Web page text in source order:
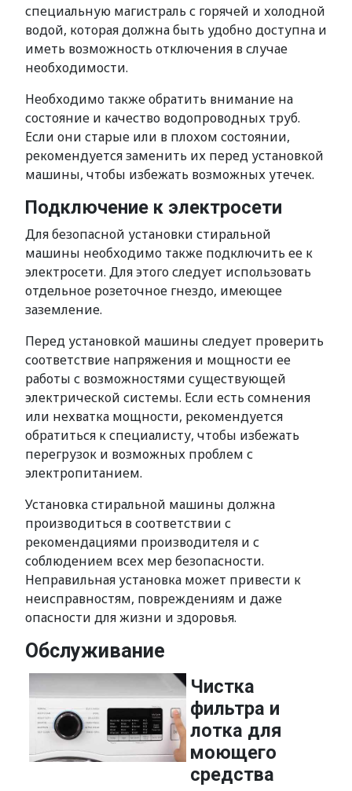
специальную магистраль с горячей и холодной
водой, которая должна быть удобно доступна и
иметь возможность отключения в случае
необходимости.
Необходимо также обратить внимание на
состояние и качество водопроводных труб.
Если они старые или в плохом состоянии,
рекомендуется заменить их перед установкой
машины, чтобы избежать возможных утечек.
Подключение к электросети
Для безопасной установки стиральной
машины необходимо также подключить ее к
электросети. Для этого следует использовать
отдельное розеточное гнездо, имеющее
заземление.
Перед установкой машины следует проверить
соответствие напряжения и мощности ее
работы с возможностями существующей
электрической системы. Если есть сомнения
или нехватка мощности, рекомендуется
обратиться к специалисту, чтобы избежать
перегрузок и возможных проблем с
электропитанием.
Установка стиральной машины должна
производиться в соответствии с
рекомендациями производителя и с
соблюдением всех мер безопасности.
Неправильная установка может привести к
неисправностям, повреждениям и даже
опасности для жизни и здоровья.
Обслуживание
Чистка
фильтра и
лотка для
моющего
средства